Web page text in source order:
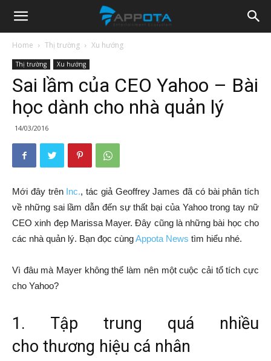
Appota
News
Home Thị trường Xu hướng
Thị trường Xu hướng
Sai lầm của CEO Yahoo – Bài
học dành cho nhà quản lý
14/03/2016
Mới đây trên Inc., tác giả Geoffrey James đã có bài phân tích
về những sai lầm dẫn đến sự thất bại của Yahoo trong tay nữ
CEO xinh đẹp Marissa Mayer. Đây cũng là những bài học cho
các nhà quản lý. Bạn đọc cùngAppota News tìm hiểu nhé.
Vì đâu mà Mayer không thể làm nên một cuộc cải tổ tích cực
cho Yahoo?
1. Tập trung quá nhiều
cho thương hiệu cá nhân